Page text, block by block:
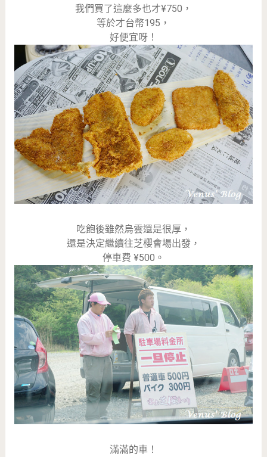
我們買了這麼多也才¥750，
等於才台幣195，
好便宜呀！
吃飽後雖然烏雲還是很厚，
還是決定繼續往芝櫻會場出發，
停車費 ¥500。
滿滿的車！